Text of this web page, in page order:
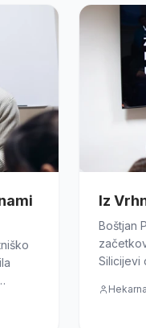
Iz
Boštjan
Silicijevi
Hekarna